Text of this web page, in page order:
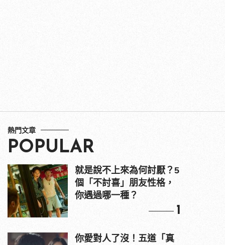
熱門文章
POPULAR
就是說不上來為何討厭？5
個「不討喜」朋友性格，
你遇過哪一種？
1
你愛對人了沒！五道「真